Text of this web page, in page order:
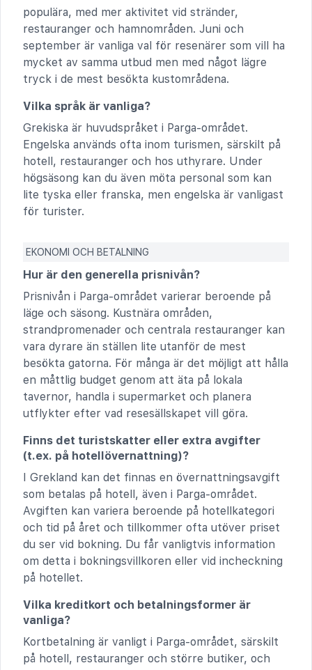
populära, med mer aktivitet vid stränder,
restauranger och hamnområden. Juni och
september är vanliga val för resenärer som vill ha
mycket av samma utbud men med något lägre
tryck i de mest besökta kustområdena.
Vilka språk är vanliga?
Grekiska är huvudspråket i Parga-området.
Engelska används ofta inom turismen, särskilt på
hotell, restauranger och hos uthyrare. Under
högsäsong kan du även möta personal som kan
lite tyska eller franska, men engelska är vanligast
för turister.
EKONOMI OCH BETALNING
Hur är den generella prisnivån?
Prisnivån i Parga-området varierar beroende på
läge och säsong. Kustnära områden,
strandpromenader och centrala restauranger kan
vara dyrare än ställen lite utanför de mest
besökta gatorna. För många är det möjligt att hålla
en måttlig budget genom att äta på lokala
tavernor, handla i supermarket och planera
utflykter efter vad resesällskapet vill göra.
Finns det turistskatter eller extra avgifter
(t.ex. på hotellövernattning)?
I Grekland kan det finnas en övernattningsavgift
som betalas på hotell, även i Parga-området.
Avgiften kan variera beroende på hotellkategori
och tid på året och tillkommer ofta utöver priset
du ser vid bokning. Du får vanligtvis information
om detta i bokningsvillkoren eller vid incheckning
på hotellet.
Vilka kreditkort och betalningsformer är
vanliga?
Kortbetalning är vanligt i Parga-området, särskilt
på hotell, restauranger och större butiker, och